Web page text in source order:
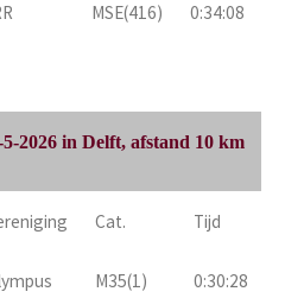
MSE(416) 0:34:08
2026 in Delft, afstand 10 km
Cat. Tijd
M35(1) 0:30:28